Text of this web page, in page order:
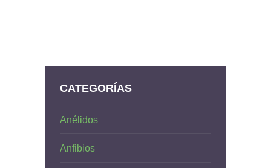
CATEGORÍAS
Anélidos
Anfibios